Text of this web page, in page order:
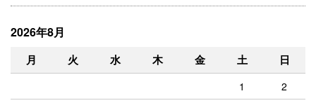
2026年8月
月 火 水 木 金 土 日
1
2